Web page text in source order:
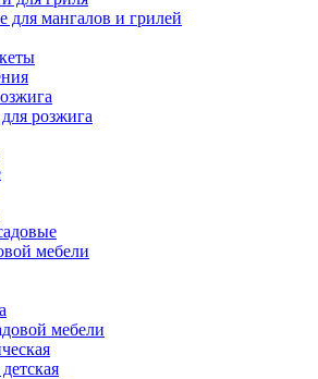
мангалов и грилей
розжига
мебели
мебели